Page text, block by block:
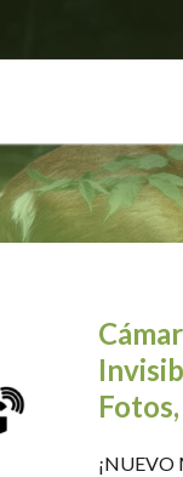
¡NUEVO